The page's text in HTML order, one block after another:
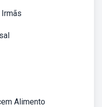
Alimento